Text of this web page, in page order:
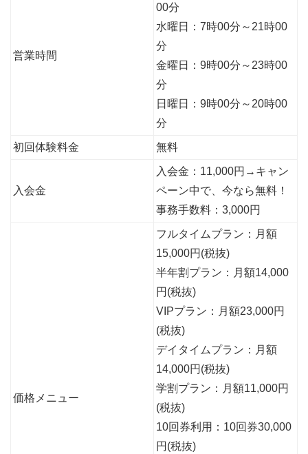
営業時間
00分
水曜日：7時00分～21時00
分
金曜日：9時00分～23時00
分
日曜日：9時00分～20時00
分
初回体験料金 無料
入会金
入会金：11,000円→キャン
ペーン中で、今なら無料！
事務手数料：3,000円
価格メニュー
フルタイムプラン：月額
15,000円(税抜)
半年割プラン：月額14,000
円(税抜)
VIPプラン：月額23,000円
(税抜)
デイタイムプラン：月額
14,000円(税抜)
学割プラン：月額11,000円
(税抜)
10回券利用：10回券30,000
円(税抜)